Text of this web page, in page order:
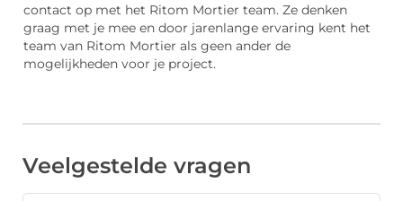
contact op met het Ritom Mortier team. Ze denken
graag met je mee en door jarenlange ervaring kent het
team van Ritom Mortier als geen ander de
mogelijkheden voor je project.
Veelgestelde vragen